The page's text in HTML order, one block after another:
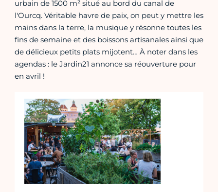
urbain de 1500 m² situé au bord du canal de
l'Ourcq. Véritable havre de paix, on peut y mettre les
mains dans la terre, la musique y résonne toutes les
fins de semaine et des boissons artisanales ainsi que
de délicieux petits plats mijotent… À noter dans les
agendas : le Jardin21 annonce sa réouverture pour
en avril !